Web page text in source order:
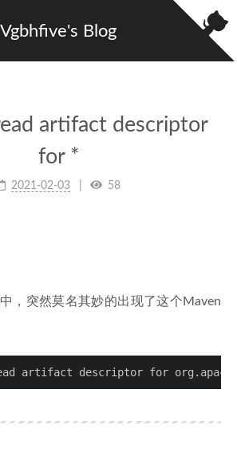
Vgbhfive's Blog
artifact descriptor
for *
2021-02-03 58
，突然莫名其妙的出现了这个Maven
artifact descriptor for